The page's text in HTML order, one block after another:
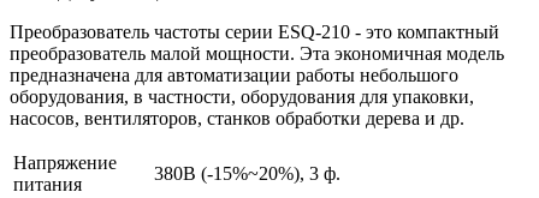
Преобразователь частоты серии ESQ-210 - это компактный
преобразователь малой мощности. Эта экономичная модель
предназначена для автоматизации работы небольшого
оборудования, в частности, оборудования для упаковки,
насосов, вентиляторов, станков обработки дерева и др.
Напряжение
питания
380В (-15%~20%), 3 ф.